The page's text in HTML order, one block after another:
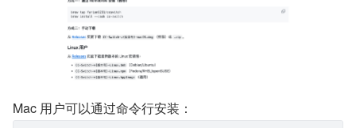
Mac 用户可以通过命令行安装：